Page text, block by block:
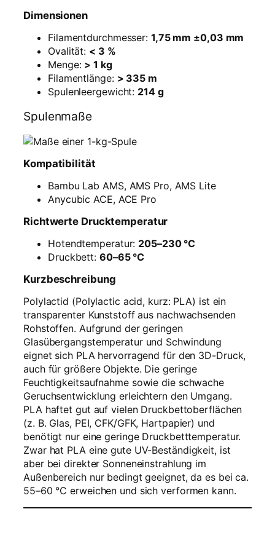
Dimensionen
Filamentdurchmesser: 1,75 mm ±0,03 mm
Ovalität: < 3 %
Menge: > 1 kg
Filamentlänge: > 335 m
Spulenleergewicht: 214 g
Spulenmaße
Kompatibilität
Bambu Lab AMS, AMS Pro, AMS Lite
Anycubic ACE, ACE Pro
Richtwerte Drucktemperatur
Hotendtemperatur: 205–230 °C
Druckbett: 60–65 °C
Kurzbeschreibung
Polylactid (Polylactic acid, kurz: PLA) ist ein
transparenter Kunststoff aus nachwachsenden
Rohstoffen. Aufgrund der geringen
Glasübergangstemperatur und Schwindung
eignet sich PLA hervorragend für den 3D-Druck,
auch für größere Objekte. Die geringe
Feuchtigkeitsaufnahme sowie die schwache
Geruchsentwicklung erleichtern den Umgang.
PLA haftet gut auf vielen Druckbettoberflächen
(z. B. Glas, PEI, CFK/GFK, Hartpapier) und
benötigt nur eine geringe Druckbetttemperatur.
Zwar hat PLA eine gute UV-Beständigkeit, ist
aber bei direkter Sonneneinstrahlung im
Außenbereich nur bedingt geeignet, da es bei ca.
55–60 °C erweichen und sich verformen kann.